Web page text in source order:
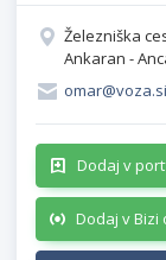
Železniška
Ankaran -
omar@voza.si
Dodaj v
Dodaj v Bizi